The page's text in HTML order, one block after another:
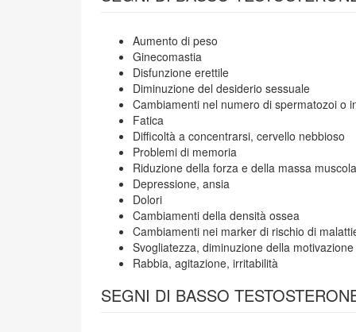
Aumento di peso
Ginecomastia
Disfunzione erettile
Diminuzione del desiderio sessuale
Cambiamenti nel numero di spermatozoi o
Fatica
Difficoltà a concentrarsi, cervello nebbioso
Problemi di memoria
Riduzione della forza e della massa
Depressione, ansia
Dolori
Cambiamenti della densità ossea
Cambiamenti nei marker di rischio di
Svogliatezza, diminuzione della motivazione
Rabbia, agitazione, irritabilità
SEGNI DI BASSO